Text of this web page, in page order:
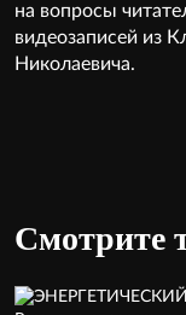
на вопросы
видеозаписей из
Николаевича.
Смотрите